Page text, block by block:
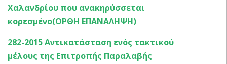
Χαλανδρίου που ανακηρύσσεται
κορεσμένο(ΟΡΘΗ ΕΠΑΝΑΛΗΨΗ)
282-2015 Αντικατάσταση ενός τακτικού
μέλους της Επιτροπής Παραλαβής